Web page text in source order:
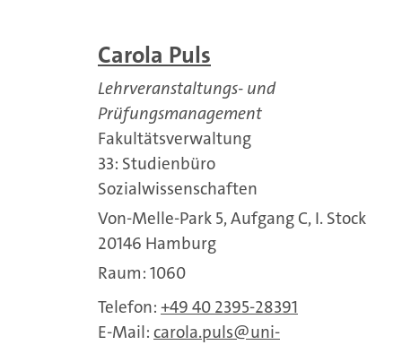
Carola Puls
Lehrveranstaltungs- und
Prüfungsmanagement
Fakultätsverwaltung
33: Studienbüro
Sozialwissenschaften
Von-Melle-Park 5, Aufgang C, I. Stock
20146 Hamburg
Raum: 1060
Telefon: +49 40 2395-28391
E-Mail: carola.puls
uni-